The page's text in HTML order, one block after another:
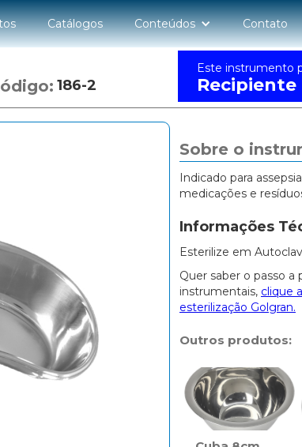
Catálogos Conteúdos Contato
186-2
Este instrumento
Recipiente
Sobre o
Indicado para
medicações e
Informações
Esterilize em
Quer saber o passo a
instrumentais, clique
esterilização Golgran.
Outros produtos: